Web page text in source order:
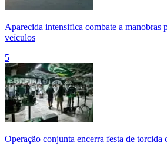
Aparecida intensifica combate a manobras
veículos
5
Operação conjunta encerra festa de torcida